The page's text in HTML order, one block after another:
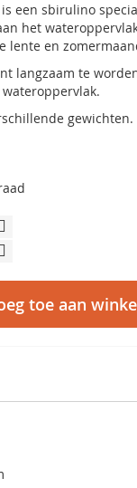
is een sbirulino
het
lente en
langzaam te
gewichten.
toe aan